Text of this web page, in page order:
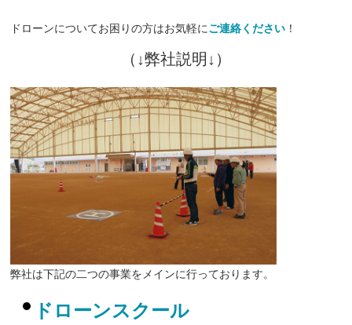
ドローンについてお困りの方はお気軽にご連絡ください ！
（↓弊社説明↓）
弊社は下記の二つの事業をメインに行っております。
ドローンスクール